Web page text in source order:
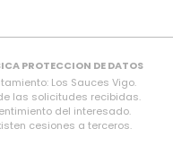
PROTECCION DE DATOS
Los Sauces Vigo.
las solicitudes recibidas.
del interesado.
cesiones a terceros.